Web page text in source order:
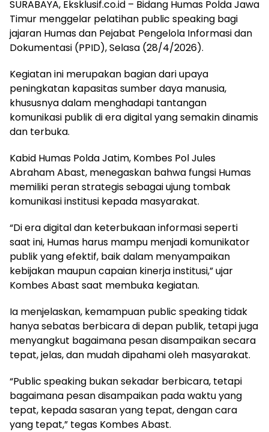
SURABAYA, Eksklusif.co.id – Bidang Humas Polda Jawa
Timur menggelar pelatihan public speaking bagi
jajaran Humas dan Pejabat Pengelola Informasi dan
Dokumentasi (PPID), Selasa (28/4/2026).
Kegiatan ini merupakan bagian dari upaya
peningkatan kapasitas sumber daya manusia,
khususnya dalam menghadapi tantangan
komunikasi publik di era digital yang semakin dinamis
dan terbuka.
Kabid Humas Polda Jatim, Kombes Pol Jules
Abraham Abast, menegaskan bahwa fungsi Humas
memiliki peran strategis sebagai ujung tombak
komunikasi institusi kepada masyarakat.
“Di era digital dan keterbukaan informasi seperti
saat ini, Humas harus mampu menjadi komunikator
publik yang efektif, baik dalam menyampaikan
kebijakan maupun capaian kinerja institusi,” ujar
Kombes Abast saat membuka kegiatan.
Ia menjelaskan, kemampuan public speaking tidak
hanya sebatas berbicara di depan publik, tetapi juga
menyangkut bagaimana pesan disampaikan secara
tepat, jelas, dan mudah dipahami oleh masyarakat.
“Public speaking bukan sekadar berbicara, tetapi
bagaimana pesan disampaikan pada waktu yang
tepat, kepada sasaran yang tepat, dengan cara
yang tepat,” tegas Kombes Abast.